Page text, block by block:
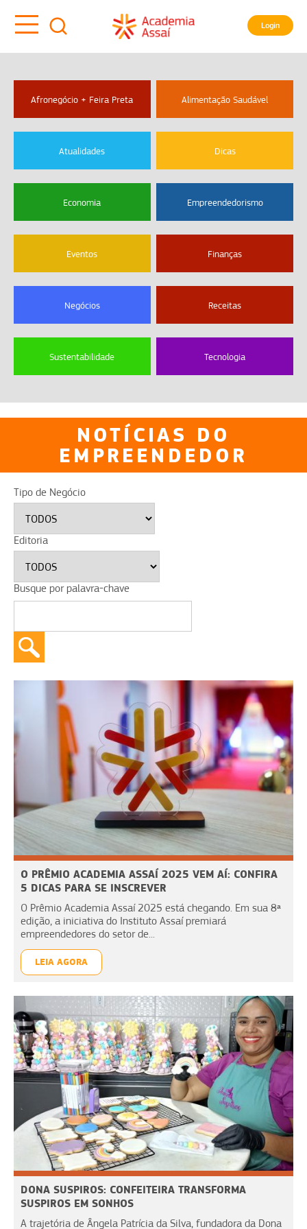
Login
Afronegócio + Feira Preta Alimentação Saudável
Atualidades Dicas
Economia Empreendedorismo
Eventos Finanças
Negócios Receitas
Sustentabilidade Tecnologia
NOTÍCIAS DO
EMPREENDEDOR
Tipo de Negócio
Editoria
Busque por palavra-chave
O PRÊMIO ACADEMIA ASSAÍ 2025 VEM AÍ: CONFIRA
5 DICAS PARA SE INSCREVER
O Prêmio Academia Assaí 2025 está chegando. Em sua 8ª
edição, a iniciativa do Instituto Assaí premiará
empreendedores do setor de...
LEIA AGORA
DONA SUSPIROS: CONFEITEIRA TRANSFORMA
SUSPIROS EM SONHOS
A trajetória de Ângela Patrícia da Silva, fundadora da Dona